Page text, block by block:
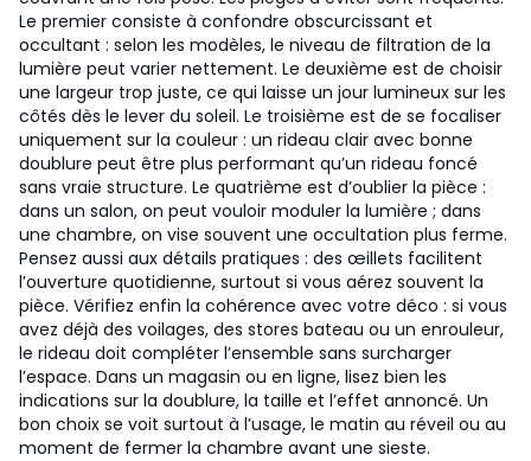
Le premier consiste à confondre obscurcissant et
occultant : selon les modèles, le niveau de filtration de la
lumière peut varier nettement. Le deuxième est de choisir
une largeur trop juste, ce qui laisse un jour lumineux sur les
côtés dès le lever du soleil. Le troisième est de se focaliser
uniquement sur la couleur : un rideau clair avec bonne
doublure peut être plus performant qu’un rideau foncé
sans vraie structure. Le quatrième est d’oublier la pièce :
dans un salon, on peut vouloir moduler la lumière ; dans
une chambre, on vise souvent une occultation plus ferme.
Pensez aussi aux détails pratiques : des œillets facilitent
l’ouverture quotidienne, surtout si vous aérez souvent la
pièce. Vérifiez enfin la cohérence avec votre déco : si vous
avez déjà des voilages, des stores bateau ou un enrouleur,
le rideau doit compléter l’ensemble sans surcharger
l’espace. Dans un magasin ou en ligne, lisez bien les
indications sur la doublure, la taille et l’effet annoncé. Un
bon choix se voit surtout à l’usage, le matin au réveil ou au
moment de fermer la chambre avant une sieste.